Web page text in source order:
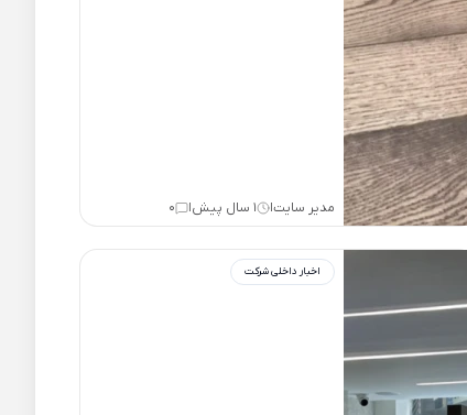
مدیر سایت| 1 سال پیش |
0
اخبار داخلی شرکت